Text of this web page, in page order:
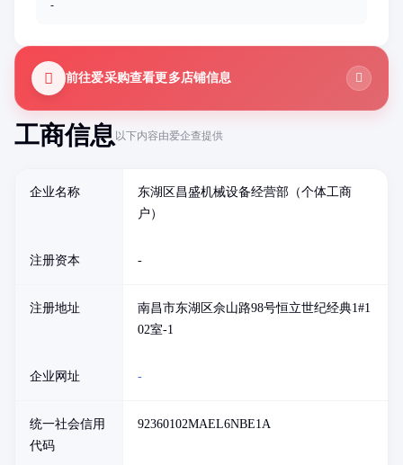
工商信息以下内容由爱企查提供
企业名称
东湖区昌盛机械设备经营部（个体工商
户）
注册资本 -
注册地址
南昌市东湖区佘山路98号恒立世纪经典1#1
02室-1
企业网址 -
统一社会信用
代码
92360102MAEL6NBE1A
-
前往爱采购查看更多店铺信息